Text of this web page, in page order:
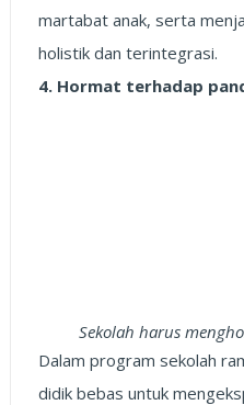
martabat anak, serta
holistik dan terintegrasi.
4. Hormat terhadap
Sekolah harus
Dalam program sekolah
didik bebas untuk